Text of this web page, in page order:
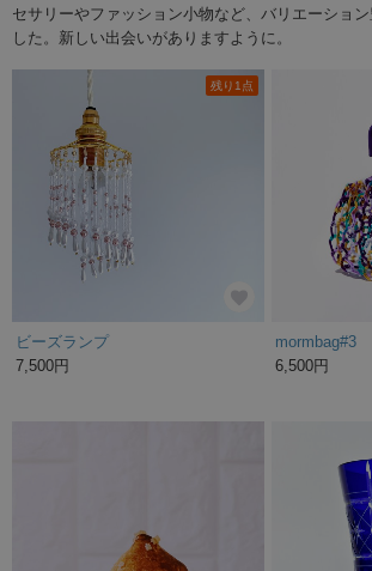
セサリーやファッション小物など、バリエーショ
した。新しい出会いがありますように。
残り1点
ビーズランプ
7,500円
mormbag#3
6,500円